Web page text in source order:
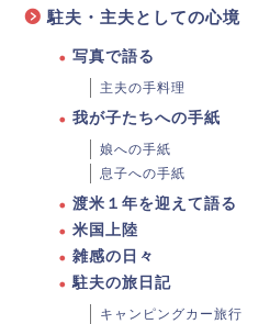
駐夫・主夫としての心境
写真で語る
主夫の手料理
我が子たちへの手紙
娘への手紙
息子への手紙
渡米１年を迎えて語る
米国上陸
雑感の日々
駐夫の旅日記
キャンピングカー旅行